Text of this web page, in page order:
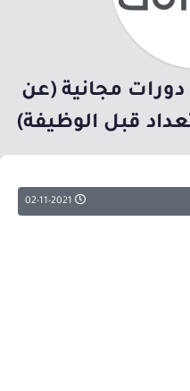
دروب تعلن (٦) دورات مجانية (عن
قبل الوظيفة)